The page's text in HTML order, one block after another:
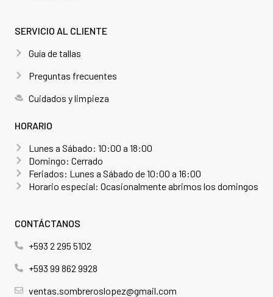
SERVICIO AL CLIENTE
Guía de tallas
Preguntas frecuentes
Cuidados y limpieza
HORARIO
Lunes a Sábado: 10:00 a 18:00
Domingo: Cerrado
Feriados: Lunes a Sábado de 10:00 a 16:00
Horario especial: Ocasionalmente abrimos los domingos
CONTÁCTANOS
+593 2 295 5102
+593 99 862 9928
ventas.sombreroslopez@gmail.com